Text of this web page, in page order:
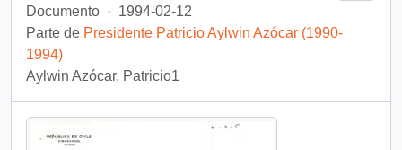
Documento · 1994-02-12
Parte de Presidente Patricio Aylwin Azócar (1990-
1994)
Aylwin Azócar, Patricio1